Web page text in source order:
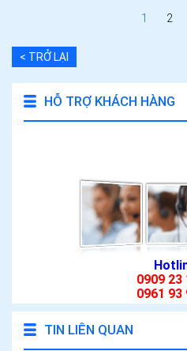
1 2
< TRỞ LẠI
HỖ TRỢ KHÁCH HÀNG
0909 23
0961 93
TIN LIÊN QUAN